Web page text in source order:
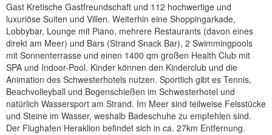
Gast Kretische Gastfreundschaft und 112 hochwertige und
luxuriöse Suiten und Villen. Weiterhin eine Shoppingarkade,
Lobbybar, Lounge mit Piano, mehrere Restaurants (davon eines
direkt am Meer) und Bars (Strand Snack Bar), 2 Swimmingpools
mit Sonnenterrasse und einen 1400 qm großen Health Club mit
SPA und Indoor-Pool. Kinder können den Kinderclub und die
Animation des Schwesterhotels nutzen. Sportlich gibt es Tennis,
Beachvolleyball und Bogenschießen im Schwesterhotel und
natürlich Wassersport am Strand. Im Meer sind teilweise Felsstücke
und Steine im Wasser, weshalb Badeschuhe zu empfehlen sind.
Der Flughafen Heraklion befindet sich in ca. 27km Entfernung.